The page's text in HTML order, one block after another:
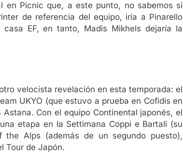
en Picnic que, a este punto, no sabemos si
de referencia del equipo, iría a Pinarello
EF, en tanto, Madis Mikhels dejaría la
velocista revelación en esta temporada: el
UKYO (que estuvo a prueba en Cofidis en
Con el equipo Continental japonés, el
etapa en la Settimana Coppi e Bartali (su
Alps (además de un segundo puesto),
Tour de Japón.